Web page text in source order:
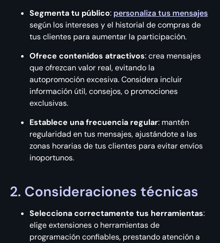
Segmenta tu público: personaliza tus mensajes
según los intereses y el historial de compras de
tus clientes para aumentar la participación.
Ofrece contenidos atractivos: crea mensajes
que ofrezcan valor real, evitando la
autopromoción excesiva. Considera incluir
información útil, consejos, o promociones
exclusivas.
Establece una frecuencia regular: mantén
regularidad en tus mensajes, ajustándote a las
zonas horarias de tus clientes para evitar envíos
inoportunos.
2. Consideraciones técnicas
Selecciona correctamente tus herramientas:
elige extensiones o herramientas de
programación confiables, prestando atención a